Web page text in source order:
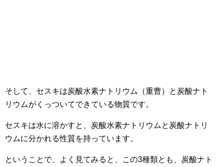
そして、セスキは炭酸水素ナトリウム（重曹）と炭酸ナト
リウムがくっついてできている物質です。
セスキは水に溶かすと、炭酸水素ナトリウムと炭酸ナトリ
ウムに分かれる性質を持っています。
ということで、よく見てみると、この3種類とも、炭酸ナト